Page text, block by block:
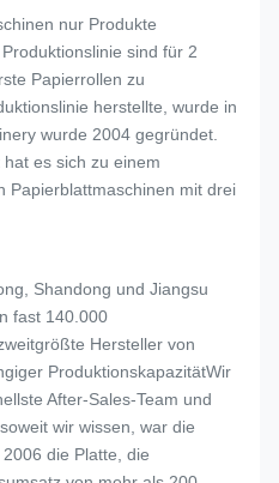
nur Produkte
sind für 2
Papierrollen zu
herstellte, wurde in
wurde 2004 gegründet.
es sich zu einem
Papierblattmaschinen mit drei
Shandong und Jiangsu
fast 140.000
Hersteller von
ProduktionskapazitätWir
After-Sales-Team und
wir wissen, war die
die Platte, die